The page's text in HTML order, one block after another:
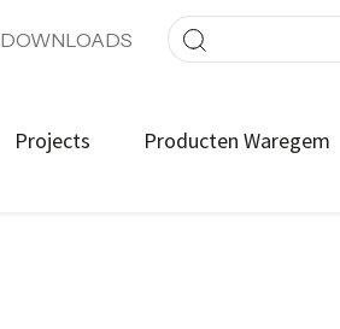
DOWNLOADS
Projects Producten Waregem